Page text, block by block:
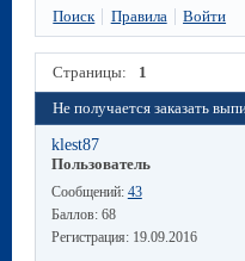
Поиск Правила Войти
Страницы: 1
Не получается заказать
klest87
Пользователь
Сообщений: 43
Баллов: 68
Регистрация: 19.09.2016